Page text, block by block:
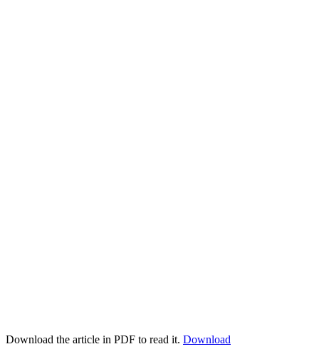
Download the article in PDF to read it. Download